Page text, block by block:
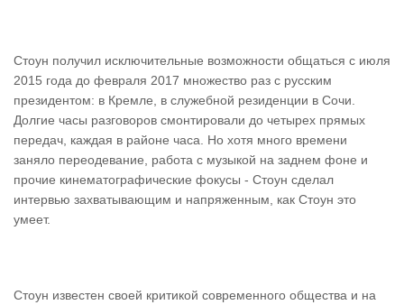
Стоун получил исключительные возможности общаться с июля
2015 года до февраля 2017 множество раз с русским
президентом: в Кремле, в служебной резиденции в Сочи.
Долгие часы разговоров смонтировали до четырех прямых
передач, каждая в районе часа. Но хотя много времени
заняло переодевание, работа с музыкой на заднем фоне и
прочие кинематографические фокусы - Стоун сделал
интервью захватывающим и напряженным, как Стоун это
умеет.
Стоун известен своей критикой современного общества и на